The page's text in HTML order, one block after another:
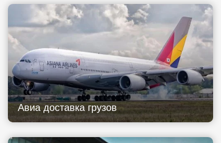
Авиа доставка грузов